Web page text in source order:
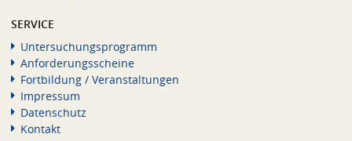
SERVICE
Untersuchungsprogramm
Anforderungsscheine
Fortbildung / Veranstaltungen
Impressum
Datenschutz
Kontakt